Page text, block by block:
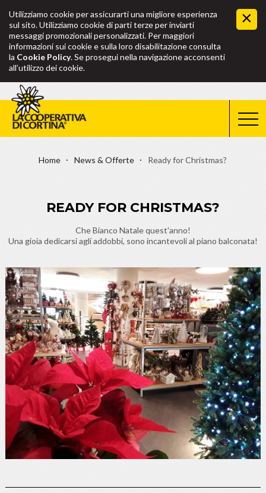
Utilizziamo cookie per assicurarti una migliore esperienza
sul sito. Utilizziamo cookie di parti terze per inviarti
messaggi promozionali personalizzati. Per maggiori
informazioni sui cookie e sulla loro disabilitazione consulta
la Cookie Policy. Se prosegui nella navigazione acconsenti
all’utilizzo dei cookie.
Home News & Offerte Ready for Christmas?
READY FOR CHRISTMAS?
Che Bianco Natale quest'anno!
Una gioia dedicarsi agli addobbi, sono incantevoli al piano balconata!